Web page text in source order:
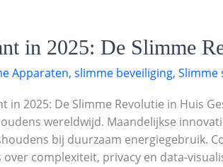
in 2025: De Slimme
Apparaten, slimme beveiliging, Slimme
in 2025: De Slimme Revolutie in Huis
wereldwijd. Maandelijkse
bij duurzaam energiegebruik.
over complexiteit, privacy en data-